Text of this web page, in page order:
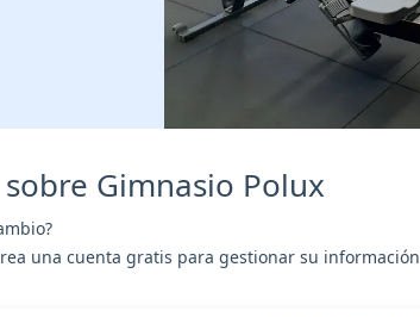
Gimnasio Polux
una cuenta gratis para gestionar su información